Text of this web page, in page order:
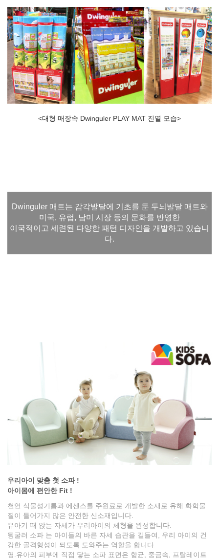
<대형 매장속 Dwinguler PLAY MAT 진열 모습>
Dwinguler 매트는 감각발달에 기초를 둔 두뇌발달 매트와
미국, 유럽, 남미 시장 등의 문화를 반영한
이국적이고 세련된 다양한 패턴 디자인을 개발하고 있습니
다.
우리아이 맞춤 첫 소파 !
아이몸에 편안한 Fit !
천연 식물성기름과 에센스를 주원료로 개발한 소재로 유해 화학물
질이 들어가지 않은 안전한 신소재입니다.
유아기 때 앉는 자세가 우리아이의 체형을 완성합니다.
뒹굴러 소파 는 아이들의 바른 자세 습관을 길들여, 우리 아이의 건
강한 골격형성이 되도록 도와주는 역할을 합니다.
영.유아의 피부에 직접 닿는 소파 표면은 항균, 중금속, 프탈레이트